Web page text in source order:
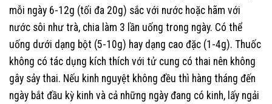
mỗi ngày 6-12g (tối đa 20g) sắc với nước hoặc hãm với
nước sôi như trà, chia làm 3 lần uống trong ngày. Có thể
uống dưới dạng bột (5-10g) hay dạng cao đặc (1-4g). Thuốc
không có tác dụng kích thích với tử cung có thai nên không
gây sảy thai. Nếu kinh nguyệt không đều thì hàng tháng đến
ngày bắt đầu kỳ kinh và cả những ngày đang có kinh, lấy ngải